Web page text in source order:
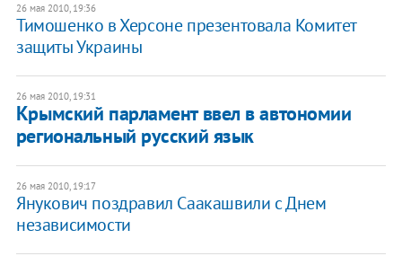
26 мая 2010, 19:36
Тимошенко в Херсоне презентовала Комитет
защиты Украины
26 мая 2010, 19:31
Крымский парламент ввел в автономии
региональный русский язык
26 мая 2010, 19:17
Янукович поздравил Саакашвили с Днем
независимости